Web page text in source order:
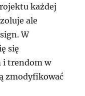
każdej
ale
W
się
i trendom w
zmodyfikować